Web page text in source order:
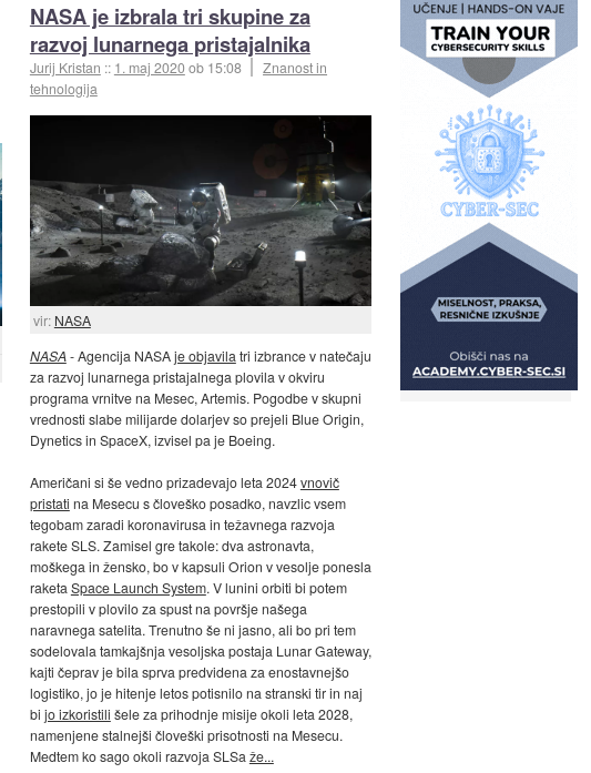
NASA je izbrala tri skupine za
razvoj lunarnega pristajalnika
Jurij Kristan :: 1. maj 2020ob 15:08
Znanost in
tehnologija
vir: NASA
NASA- Agencija NASAje objavila tri izbrance v natečaju
za razvoj lunarnega pristajalnega plovila v okviru
programa vrnitve na Mesec, Artemis. Pogodbe v skupni
vrednosti slabe milijarde dolarjev so prejeli Blue Origin,
Dynetics in SpaceX, izvisel pa je Boeing.
Američani si še vedno prizadevajo leta 2024vnovič
pristati na Mesecu s človeško posadko, navzlic vsem
tegobam zaradi koronavirusa in težavnega razvoja
rakete SLS. Zamisel gre takole: dva astronavta,
moškega in žensko, bo v kapsuli Orion v vesolje ponesla
raketa Space Launch System. V lunini orbiti bi potem
prestopili v plovilo za spust na površje našega
naravnega satelita. Trenutno še ni jasno, ali bo pri tem
sodelovala tamkajšnja vesoljska postaja Lunar Gateway,
kajti čeprav je bila sprva predvidena za enostavnejšo
logistiko, jo je hitenje letos potisnilo na stranski tir in naj
bi jo izkoristili šele za prihodnje misije okoli leta 2028,
namenjene stalnejši človeški prisotnosti na Mesecu.
Medtem ko sago okoli razvoja SLSa že...